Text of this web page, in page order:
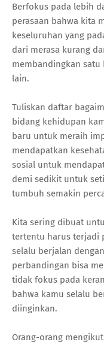
Berfokus pada lebih
perasaan bahwa kita
keseluruhan yang
dari merasa kurang
membandingkan
lain.
Tuliskan daftar
bidang kehidupan
baru untuk meraih
mendapatkan
sosial untuk
demi sedikit untuk
tumbuh semakin
Kita sering dibuat
tertentu harus terjadi
selalu berjalan
perbandingan bisa
tidak fokus pada
bahwa kamu selalu
diinginkan.
Orang-orang